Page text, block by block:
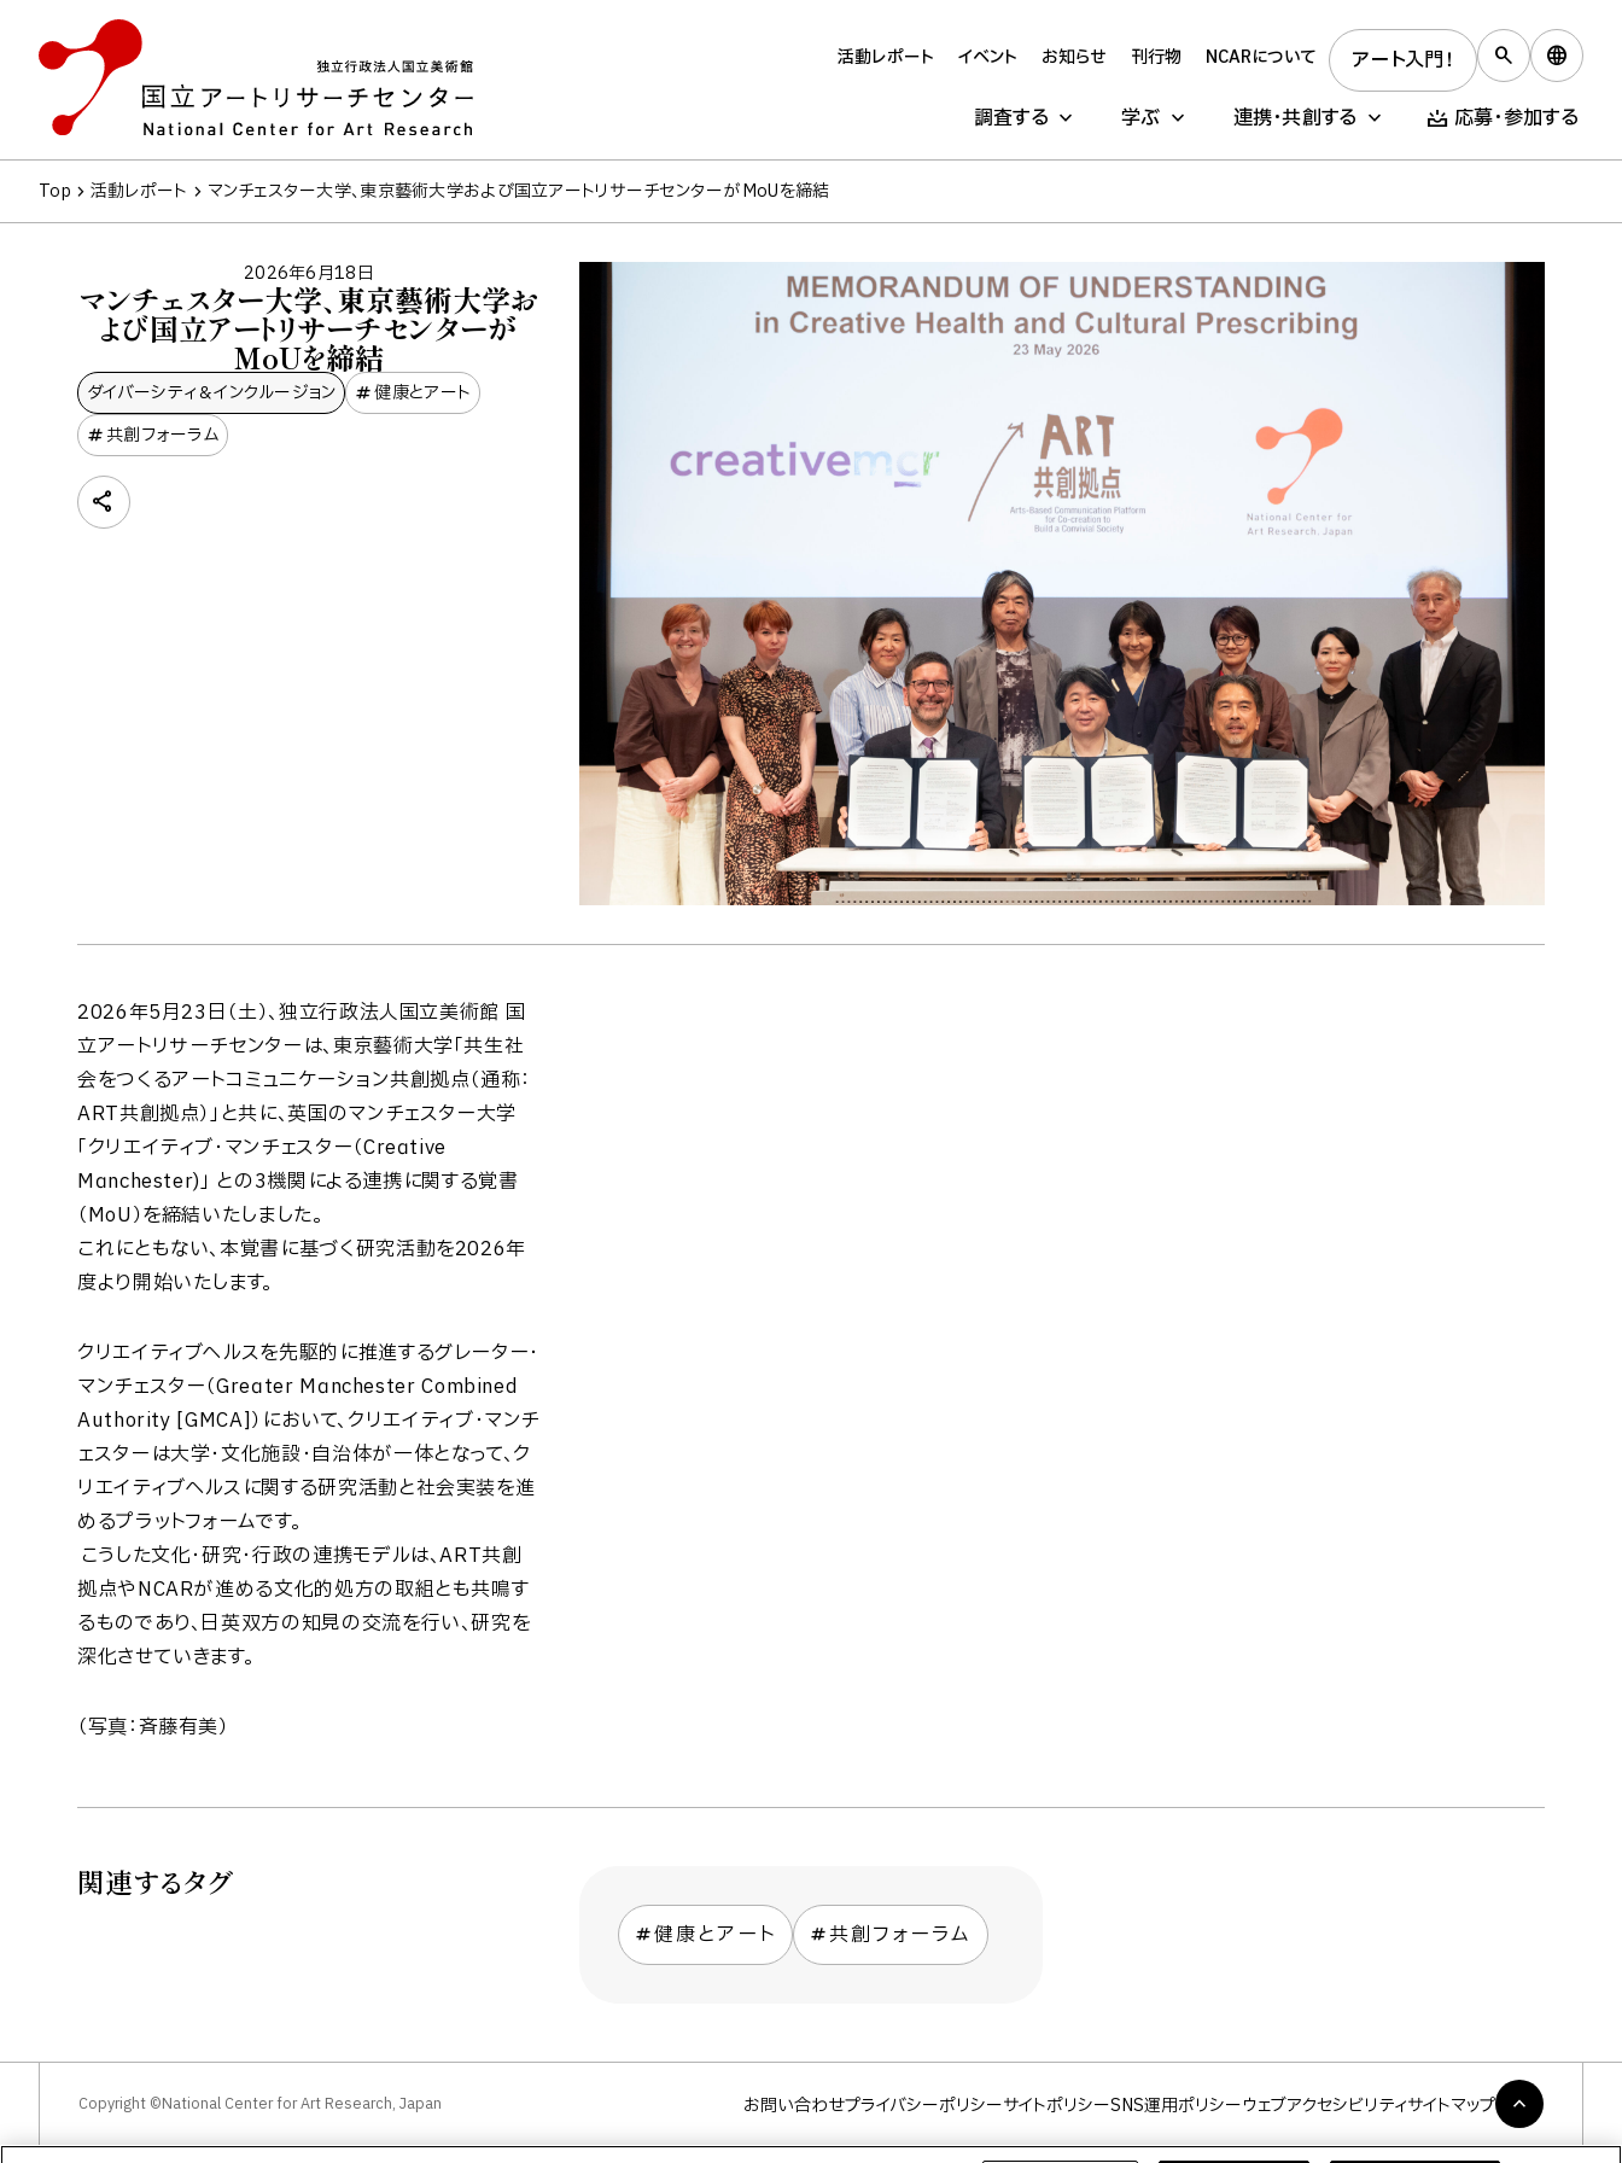
調査する 学ぶ 連携・共創する 応募・参加する
活動レポート イベント お知らせ 刊行物 NCARについて アート入門！
Top 活動レポート マンチェスター大学、東京藝術大学および国立アートリサーチセンターがMoUを締結
2026年6月18日
マンチェスター大学、東京藝術大学お
よび国立アートリサーチセンターが
MoUを締結
ダイバーシティ＆インクルージョン
健康とアート
共創フォーラム
2026年5月23日（土）、独立行政法人国立美術館 国
立アートリサーチセンターは、東京藝術大学「共生社
会をつくるアートコミュニケーション共創拠点（通称：
ART共創拠点）」と共に、英国のマンチェスター大学
「クリエイティブ・マンチェスター（Creative
Manchester)」 との3機関による連携に関する覚書
（MoU）を締結いたしました。
これにともない、本覚書に基づく研究活動を2026年
度より開始いたします。
クリエイティブヘルスを先駆的に推進するグレーター・
マンチェスター（Greater Manchester Combined
Authority [GMCA]）において、クリエイティブ・マンチ
ェスターは大学・文化施設・自治体が一体となって、ク
リエイティブヘルスに関する研究活動と社会実装を進
めるプラットフォームです。
こうした文化・研究・行政の連携モデルは、ART共創
拠点やNCARが進める文化的処方の取組とも共鳴す
るものであり、日英双方の知見の交流を行い、研究を
深化させていきます。
（写真：斉藤有美）
関連するタグ
健康とアート 共創フォーラム
Copyright ©National Center for Art Research, Japan お問い合わせプライバシーポリシーサイトポリシーSNS運用ポリシーウェブアクセシビリティサイトマップ